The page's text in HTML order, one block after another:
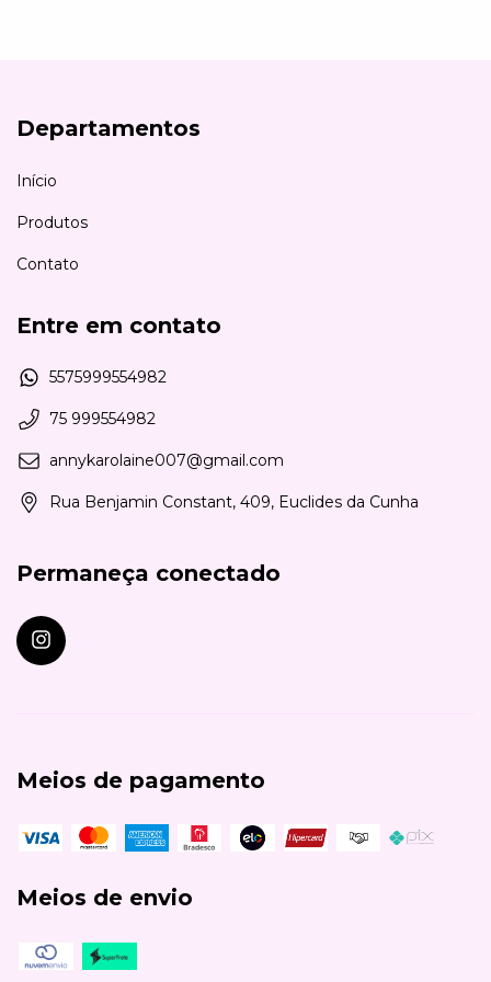
Departamentos
Início
Produtos
Contato
Entre em contato
5575999554982
75 999554982
annykarolaine007@gmail.com
Rua Benjamin Constant, 409, Euclides da Cunha
Permaneça conectado
Meios de pagamento
Meios de envio